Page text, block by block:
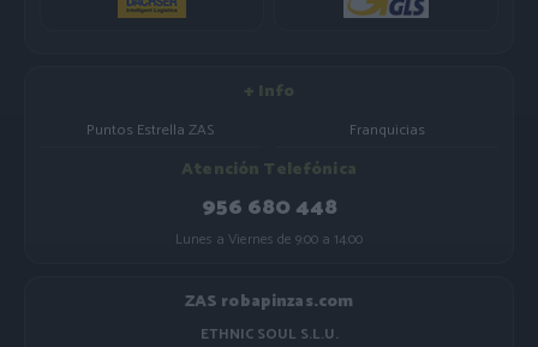
+ Info
Puntos Estrella ZAS Franquicias
Atención Telefónica
956 680 448
Lunes a Viernes de 9:00 a 14:00
ZAS robapinzas.com
ETHNIC SOUL S.L.U.